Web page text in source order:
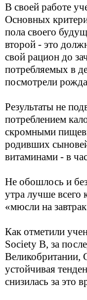
В своей работе
Основных
пола своего
второй - это
свой рацион до
потребляемых в
посмотрели
Результаты не
потреблением
скромными
родивших
витаминами - в
Не обошлось и
утра лучше всего
«мюсли на
Как отметили
Society B, за
Великобритании,
устойчивая
снизилась за это